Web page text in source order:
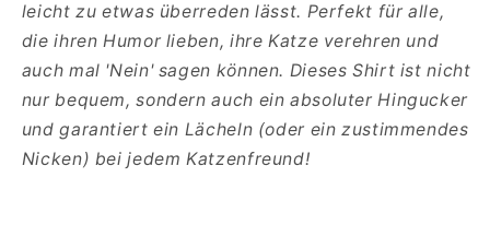
leicht zu etwas überreden lässt. Perfekt für alle,
die ihren Humor lieben, ihre Katze verehren und
auch mal 'Nein' sagen können. Dieses Shirt ist nicht
nur bequem, sondern auch ein absoluter Hingucker
und garantiert ein Lächeln (oder ein zustimmendes
Nicken) bei jedem Katzenfreund!